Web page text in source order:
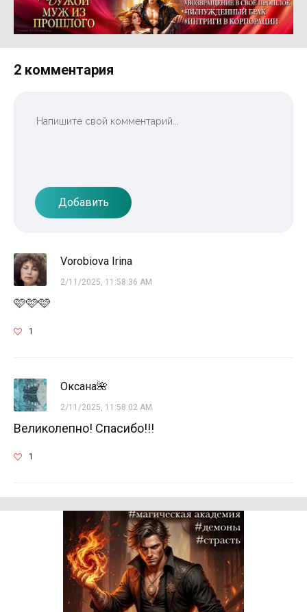
Реклама 16+ АО «ЛитГород»
2 комментария
Добавить
Vorobiova Irina
2/11/2025, 11:58:36 AM
🩷🩷🩷
1
Оксана🌺
2/11/2025, 11:58:02 AM
Великолепно! Спасибо!!!
1